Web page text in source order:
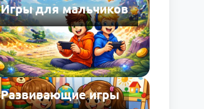
Игры для мальчиков
Развивающие игры